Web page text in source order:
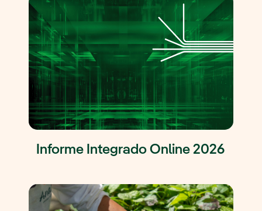
Informe Integrado Online 2026